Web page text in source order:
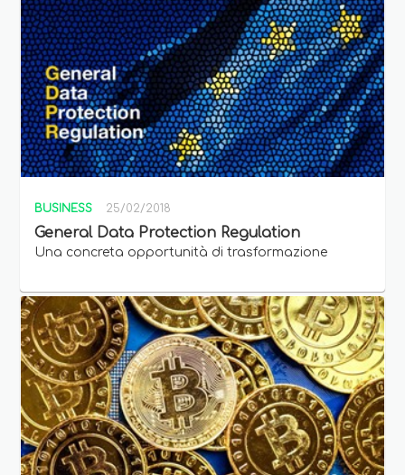
BUSINESS 25/02/2018
General Data Protection Regulation
Una concreta opportunità di trasformazione